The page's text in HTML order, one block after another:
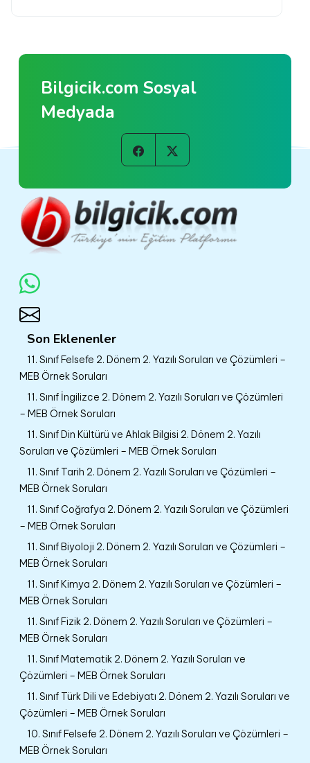
Bilgicik.com Sosyal
Medyada
Son Eklenenler
11. Sınıf Felsefe 2. Dönem 2. Yazılı Soruları ve Çözümleri –
MEB Örnek Soruları
11. Sınıf İngilizce 2. Dönem 2. Yazılı Soruları ve Çözümleri
– MEB Örnek Soruları
11. Sınıf Din Kültürü ve Ahlak Bilgisi 2. Dönem 2. Yazılı
Soruları ve Çözümleri – MEB Örnek Soruları
11. Sınıf Tarih 2. Dönem 2. Yazılı Soruları ve Çözümleri –
MEB Örnek Soruları
11. Sınıf Coğrafya 2. Dönem 2. Yazılı Soruları ve Çözümleri
– MEB Örnek Soruları
11. Sınıf Biyoloji 2. Dönem 2. Yazılı Soruları ve Çözümleri –
MEB Örnek Soruları
11. Sınıf Kimya 2. Dönem 2. Yazılı Soruları ve Çözümleri –
MEB Örnek Soruları
11. Sınıf Fizik 2. Dönem 2. Yazılı Soruları ve Çözümleri –
MEB Örnek Soruları
11. Sınıf Matematik 2. Dönem 2. Yazılı Soruları ve
Çözümleri – MEB Örnek Soruları
11. Sınıf Türk Dili ve Edebiyatı 2. Dönem 2. Yazılı Soruları ve
Çözümleri – MEB Örnek Soruları
10. Sınıf Felsefe 2. Dönem 2. Yazılı Soruları ve Çözümleri –
MEB Örnek Soruları